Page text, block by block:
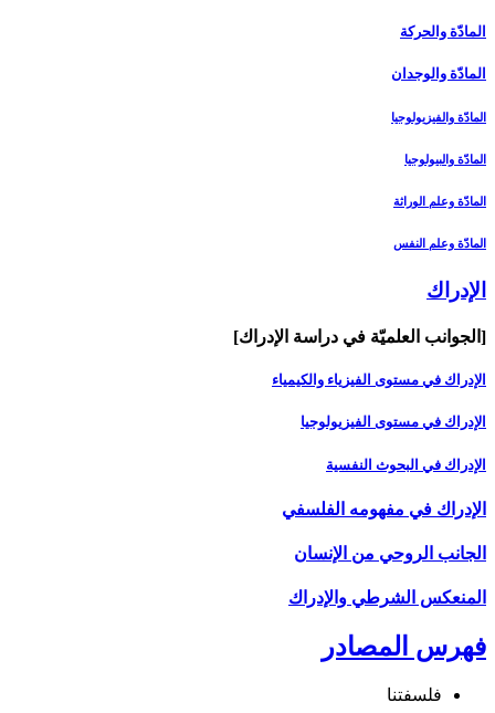
المادّة والحركة
المادّة والوجدان‏
المادّة والفيزيولوجيا
المادّة والبيولوجيا
المادّة وعلم الوراثة
المادّة وعلم النفس
الإدراك‏
[الجوانب العلميّة في دراسة الإدراك‏]
الإدراك في مستوى الفيزياء والكيمياء
الإدراك في مستوى الفيزيولوجيا
الإدراك في البحوث النفسية
الإدراك في مفهومه الفلسفي‏
الجانب الروحي من الإنسان‏
المنعكس الشرطي والإدراك‏
فهرس المصادر
فلسفتنا